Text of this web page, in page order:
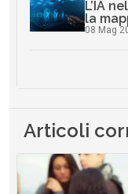
L’IA
la
08 Mag
Articoli